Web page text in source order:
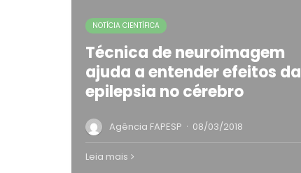
NOTÍCIA CIENTÍFICA
Técnica de neuroimagem
ajuda a entender efeitos da
epilepsia no cérebro
Agência FAPESP · 08/03/2018
Leia mais